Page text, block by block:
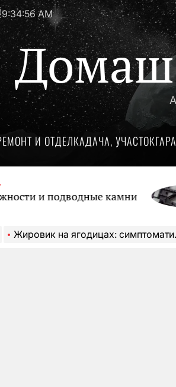
9:34:57 AM
И ОТДЕЛКАДАЧА, УЧАСТОК
подводные камни
Жировик на ягодицах: симптоматика и безопасные способы удаления